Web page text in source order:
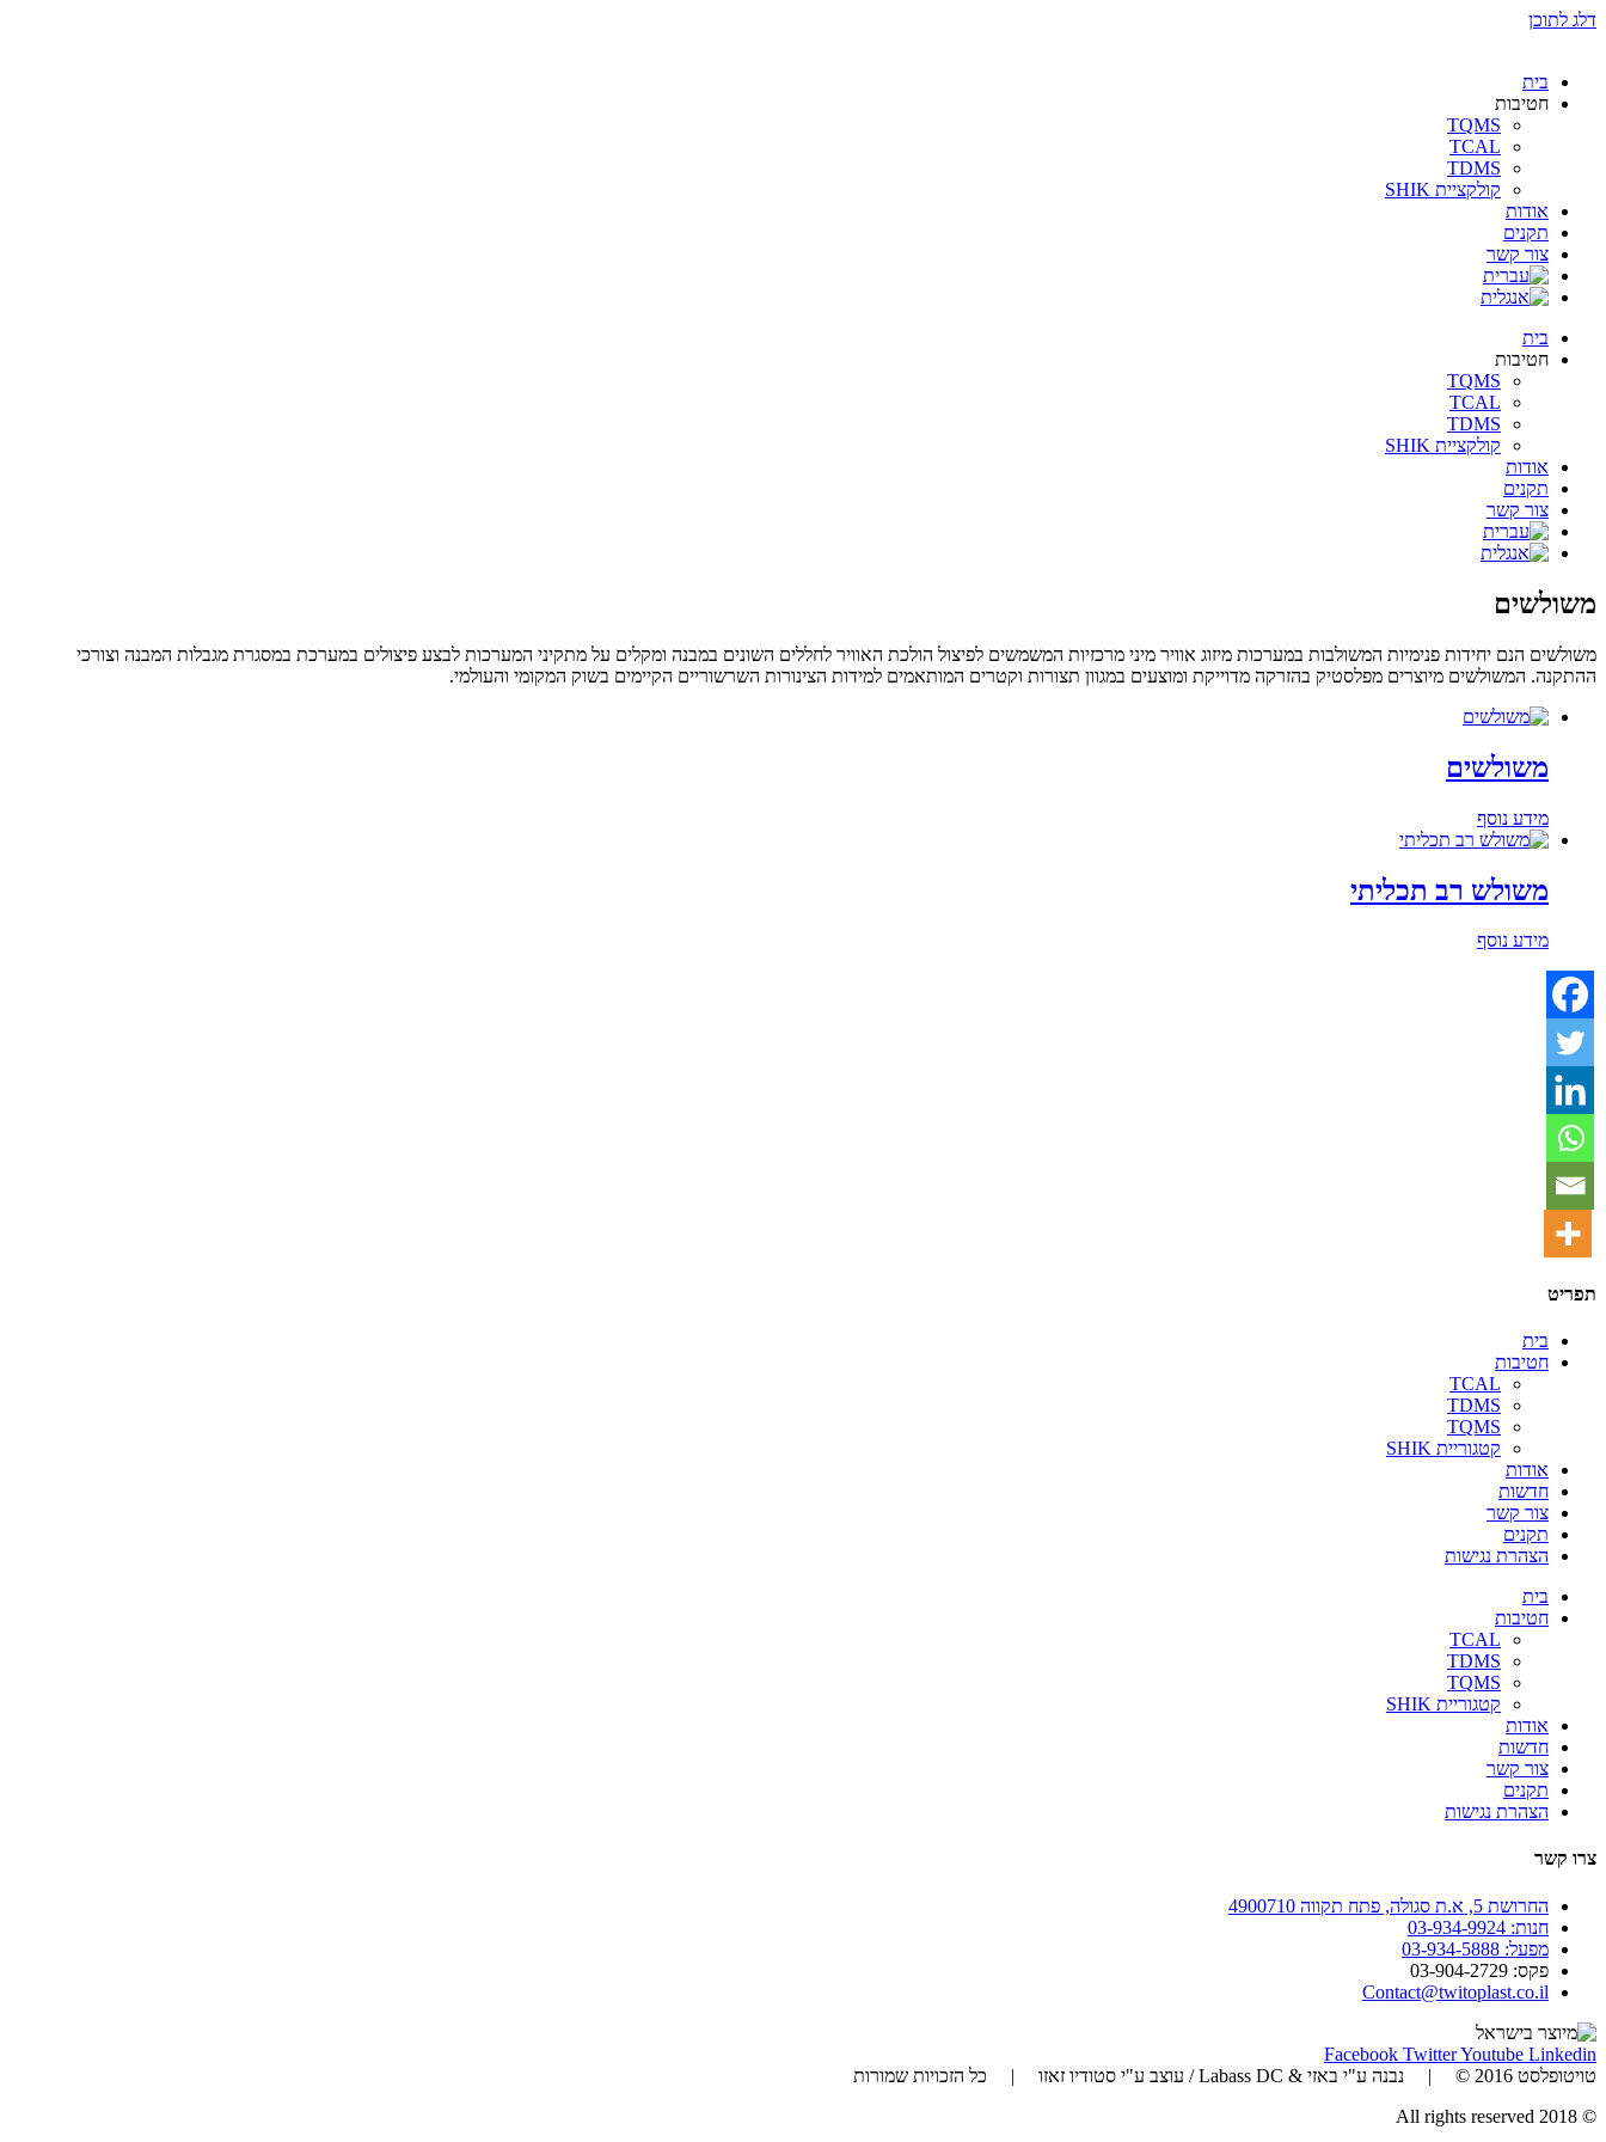
דלג לתוכן
בית
חטיבות
TQMS
TCAL
TDMS
קולקציית SHIK
אודות
תקנים
צור קשר
בית
חטיבות
TQMS
TCAL
TDMS
קולקציית SHIK
אודות
תקנים
צור קשר
משולשים
משולשים הנם יחידות פנימיות המשולבות במערכות מיזוג אוויר מיני מרכזיות המשמשים לפיצול הולכת האוויר לחללים השונים במבנה ומקלים על מתקיני המערכות לבצע פיצולים במערכת במסגרת מגבלות המבנה וצורכי
ההתקנה. המשולשים מיוצרים מפלסטיק בהזרקה מדוייקת ומוצעים במגוון תצורות וקטרים המותאמים למידות הצינורות השרשוריים הקיימים בשוק המקומי והעולמי.
משולשים
מידע נוסף
משולש רב תכליתי
מידע נוסף
תפריט
בית
חטיבות
TCAL
TDMS
TQMS
קטגוריית SHIK
אודות
חדשות
צור קשר
תקנים
הצהרת נגישות
בית
חטיבות
TCAL
TDMS
TQMS
קטגוריית SHIK
אודות
חדשות
צור קשר
תקנים
הצהרת נגישות
צרו קשר
החרושת 5, א.ת סגולה, פתח תקווה 4900710
חנות: 03-934-9924
מפעל: 03-934-5888
פקס: 03-904-2729
Contact@twitoplast.co.il
Facebook TwitterYoutube Linkedin
טויטופלסט 2016 © | נבנה ע"י באזי & Labass DC / עוצב ע"י סטודיו זאזו | כל הזכויות שמורות
© 2018 All rights reserved